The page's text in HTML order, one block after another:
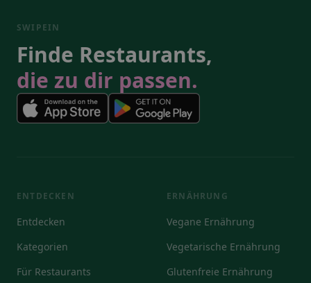
SWIPEIN
Finde Restaurants,
die zu dir passen.
ENTDECKEN
Entdecken
Kategorien
Für Restaurants
ERNÄHRUNG
Vegane Ernährung
Vegetarische Ernährung
Glutenfreie Ernährung